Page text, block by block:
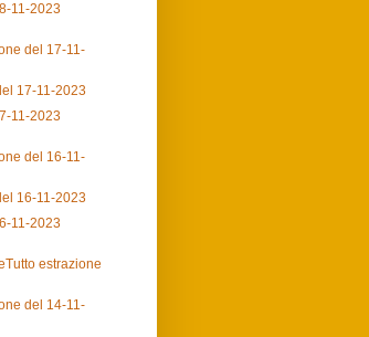
11-2023
del 17-11-
17-11-2023
11-2023
del 16-11-
16-11-2023
11-2023
estrazione
del 14-11-